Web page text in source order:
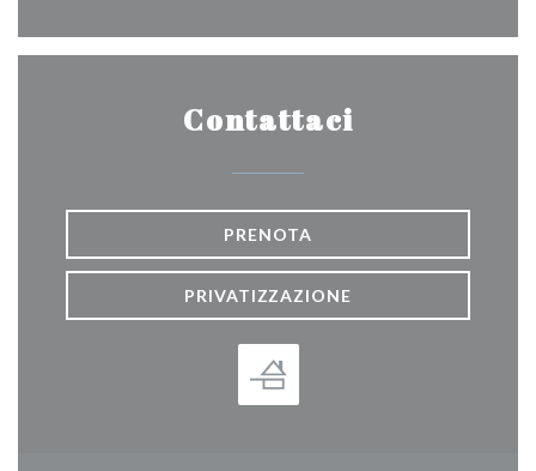
Contattaci
PRENOTA
PRIVATIZZAZIONE